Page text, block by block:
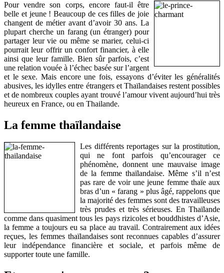
Pour vendre son corps, encore faut-il être
belle et jeune ! Beaucoup de ces filles de joie
changent de métier avant d’avoir 30 ans. La
plupart cherche un farang (un étranger) pour
partager leur vie ou même se marier, celui-ci
pourrait leur offrir un confort financier, à elle
ainsi que leur famille. Bien sûr parfois, c’est
une relation vouée à l’échec basée sur l’argent
et le sexe. Mais encore une fois, essayons d’éviter les généralités
abusives, les idylles entre étrangers et Thaïlandaises restent possibles
et de nombreux couples ayant trouvé l’amour vivent aujourd’hui très
heureux en France, ou en Thailande.
La femme thaïlandaise
Les différents reportages sur la prostitution,
qui ne font parfois qu’encourager ce
phénomène, donnent une mauvaise image
de la femme thaïlandaise. Même s’il n’est
pas rare de voir une jeune femme thaïe aux
bras d’un « farang » plus âgé, rappelons que
la majorité des femmes sont des travailleuses
très prudes et très sérieuses. En Thaïlande
comme dans quasiment tous les pays rizicoles et bouddhistes d’Asie,
la femme a toujours eu sa place au travail. Contrairement aux idées
reçues, les femmes thaïlandaises sont reconnues capables d’assurer
leur indépendance financière et sociale, et parfois même de
supporter toute une famille.